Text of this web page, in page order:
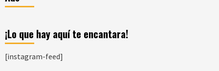
¡Lo que hay aquí te encantara!
[instagram-feed]